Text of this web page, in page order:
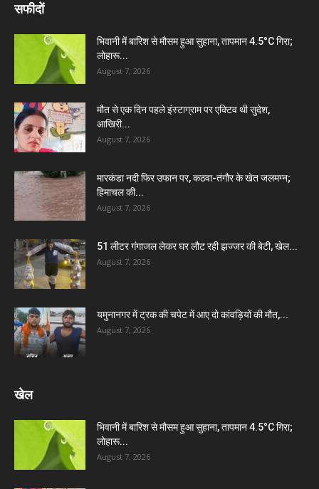
सफीदों
भिवानी में बारिश से मौसम हुआ सुहाना, तापमान 4.5°C गिरा;
लोहारू...
August 7, 2026
मौत से एक दिन पहले इंस्टाग्राम पर एक्टिव थी सुदेश,
आखिरी...
August 7, 2026
मारकंडा नदी फिर उफान पर, कठवा-तंगौर के खेत जलमग्न;
हिमाचल की...
August 7, 2026
51 लीटर गंगाजल लेकर घर लौट रही झज्जर की बेटी, खेल...
August 7, 2026
यमुनानगर में ट्रक की चपेट में आए दो कांवड़ियों की मौत,...
August 7, 2026
खेल
भिवानी में बारिश से मौसम हुआ सुहाना, तापमान 4.5°C गिरा;
लोहारू...
August 7, 2026